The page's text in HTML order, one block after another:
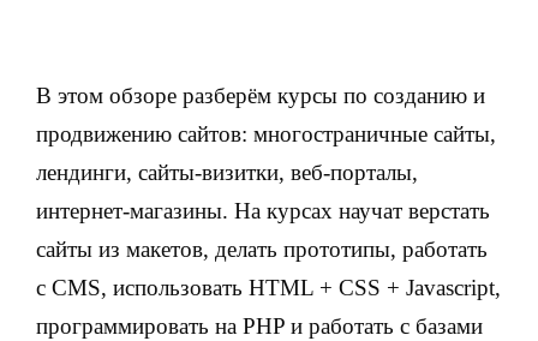
В этом обзоре разберём курсы по созданию и
продвижению сайтов: многостраничные сайты,
лендинги, сайты-визитки, веб-порталы,
интернет-магазины. На курсах научат верстать
сайты из макетов, делать прототипы, работать
с CMS, использовать HTML + CSS + Javascript,
программировать на PHP и работать с базами